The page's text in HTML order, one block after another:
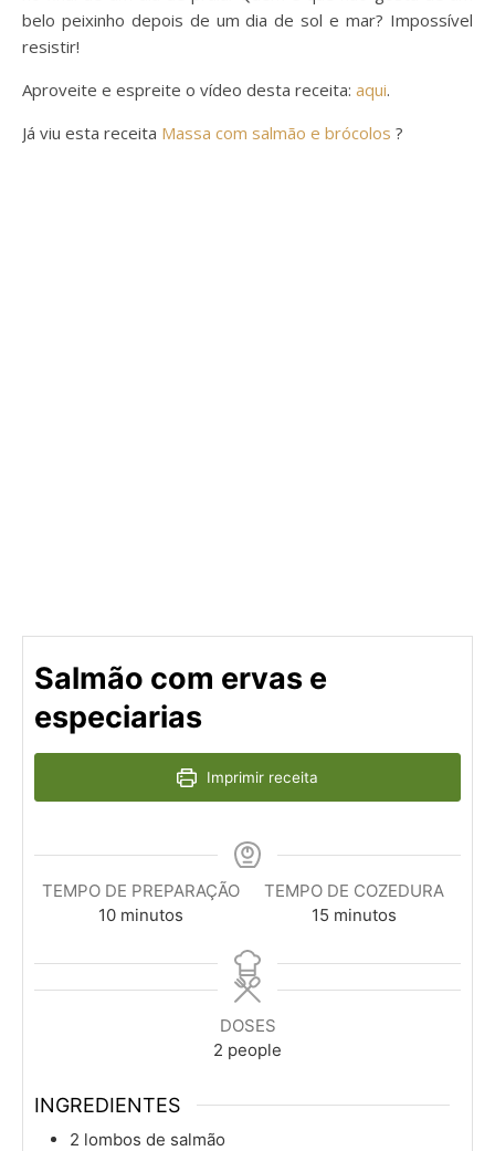
belo peixinho depois de um dia de sol e mar? Impossível
resistir!
Aproveite e espreite o vídeo desta receita: aqui.
Já viu esta receita Massa com salmão e brócolos ?
Salmão com ervas e
especiarias
Imprimir receita
TEMPO DE PREPARAÇÃO
10minutos
minutos
TEMPO DE COZEDURA
15 minutos
minutos
DOSES
2 people
INGREDIENTES
2 lombos de salmão